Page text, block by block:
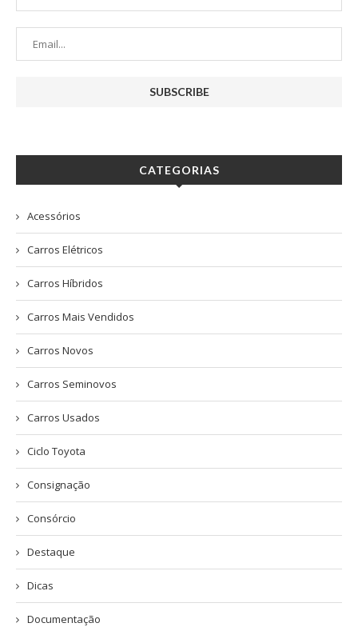
CATEGORIAS
Acessórios
Carros Elétricos
Carros Híbridos
Carros Mais Vendidos
Carros Novos
Carros Seminovos
Carros Usados
Ciclo Toyota
Consignação
Consórcio
Destaque
Dicas
Documentação